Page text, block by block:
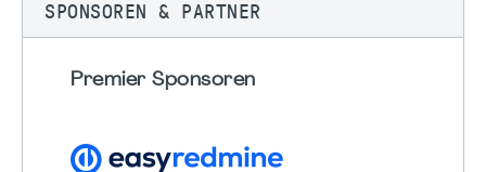
SPONSOREN & PARTNER
Premier Sponsoren